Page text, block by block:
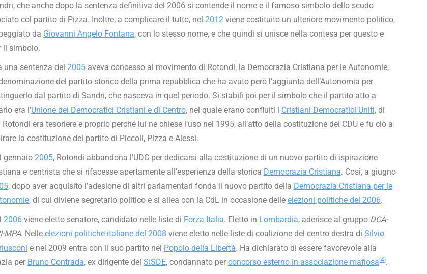
che anche dopo la sentenza definitiva del 2006 si contende il nome e il famoso simbolo dello scudo
col partito di Pizza. Inoltre, a complicare il tutto, nel 2012viene costituito un ulteriore movimento politico,
da Giovanni Angelo Fontana, con lo stesso nome, e che quindi si unisce nella contesa per questo e
il simbolo.
una sentenza del 2005aveva concesso al movimento di Rotondi, la Democrazia Cristiana per le Autonomie,
del partito storico della prima repubblica che ha avuto però l’aggiunta dell’Autonomia per
dal partito di Sandri, che nasceva in quel periodo. Si stabilì poi per il simbolo che il partito atto a
era l’Unione dei Democratici Cristiani e di Centro, nel quale erano confluiti i Cristiani Democratici Uniti, di
Rotondi era tesoriere e proprio perché lui ne chiese l’uso nel 1995, all’atto della costituzione dei CDU e fu ciò a
la costituzione del partito di Piccoli, Pizza e Alessi.
gennaio 2005, Rotondi abbandona l’UDC per dedicarsi alla costituzione di un nuovo partito di ispirazione
e centrista che si rifacesse apertamente all’esperienza della storica Democrazia Cristiana. Così, a giugno
, dopo aver acquisito l’adesione di altri parlamentari fonda il nuovo partito della Democrazia Cristiana per le
, di cui diviene segretario politico e si allea con la CdL in occasione delle elezioni politiche del 2006.
2006viene eletto senatore, candidato nelle liste di Forza Italia. Eletto in Lombardia, aderisce al gruppo DCA-
MPA. Nelle elezioni politiche italiane del 2008 viene eletto nelle liste di coalizione del centro-destra di Silvio
e nel 2009 entra con il suo partito nel Popolo della Libertà. Ha dichiarato di essere favorevole alla
per Bruno Contrada, ex dirigente del SISDE, condannato per concorso esterno in associazione mafiosa [4].